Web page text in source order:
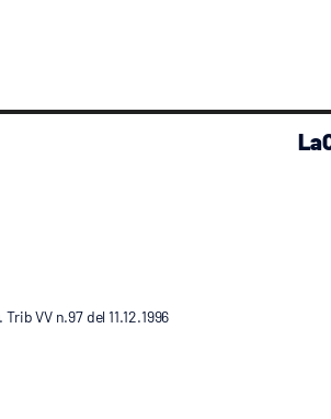
VV n.97 del 11.12.1996